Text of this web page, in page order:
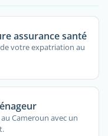
assurance santé
votre expatriation au
Cameroun avec un